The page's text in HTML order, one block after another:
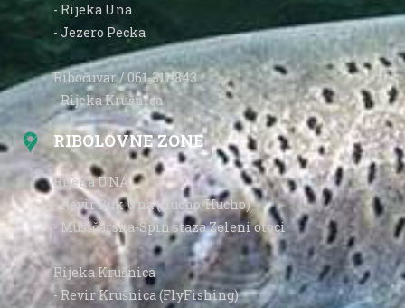
- Rijeka Una
- Jezero Pecka
Ribočuvar / 061-311-843
- Rijeka Krušnica
RIBOLOVNE ZONE
Rijeka UNA
- Revir Buk Una (Hucho-Hucho)
- Mušičarska-Spin staza Zeleni otoci
Rijeka Krušnica
- Revir Krušnica (FlyFishing)